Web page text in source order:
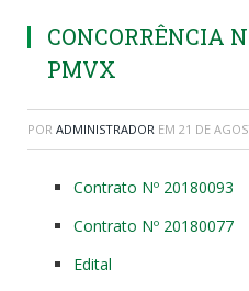
CONCORRÊNCIA
PMVX
POR ADMINISTRADOR EM 21 DE
Contrato Nº 20180093
Contrato Nº 20180077
Edital